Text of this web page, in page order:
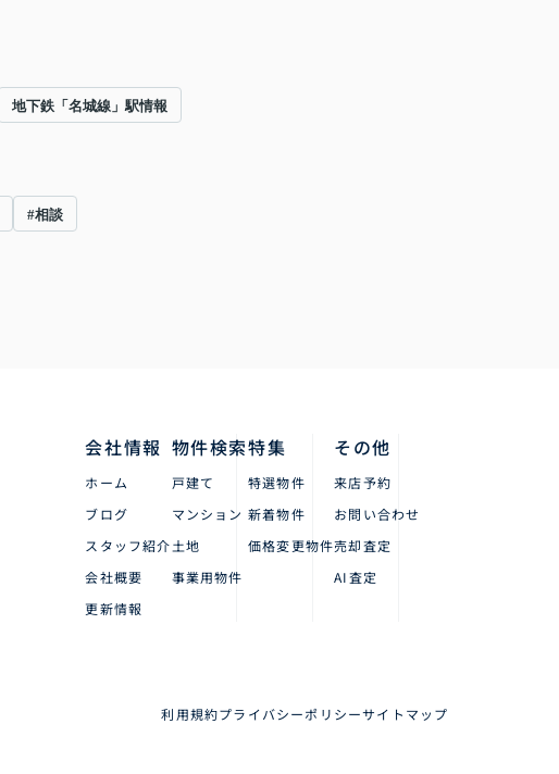
地下鉄「名城線」駅情報
#相談
会社情報
ホーム
ブログ
スタッフ紹介
会社概要
更新情報
物件検索
戸建て
マンション
土地
事業用物件
特集
特選物件
新着物件
価格変更物件
その他
来店予約
お問い合わせ
売却査定
AI査定
利用規約プライバシーポリシーサイトマップ